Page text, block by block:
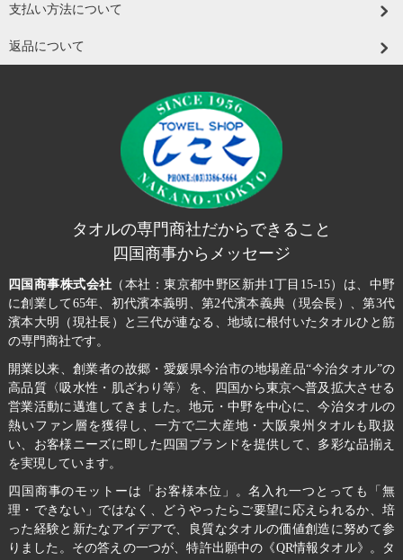
支払い方法について
返品について
タオルの専門商社だからできること
四国商事からメッセージ
四国商事株式会社 （本社：東京都中野区新井1丁目15-15）は、中野
に創業して65年、初代濱本義明、第2代濱本義典（現会長）、第3代
濱本大明（現社長）と三代が連なる、地域に根付いたタオルひと筋
の専門商社です。
開業以来、創業者の故郷・愛媛県今治市の地場産品“今治タオル”の
高品質〈吸水性・肌ざわり等〉を、四国から東京へ普及拡大させる
営業活動に邁進してきました。地元・中野を中心に、今治タオルの
熱いファン層を獲得し、一方で二大産地・大阪泉州タオルも取扱
い、お客様ニーズに即した四国ブランドを提供して、多彩な品揃え
を実現しています。
四国商事のモットーは「お客様本位」。名入れ一つとっても「無
理・できない」ではなく、どうやったらご要望に応えられるか、培
った経験と新たなアイデアで、良質なタオルの価値創造に努めて参
りました。その答えの一つが、特許出願中の《QR情報タオル》。タ